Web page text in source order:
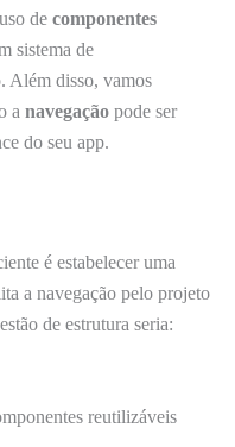
de componentes
sistema de
Além disso, vamos
a navegação pode ser
do seu app.
é estabelecer uma
a navegação pelo projeto
de estrutura seria:
reutilizáveis